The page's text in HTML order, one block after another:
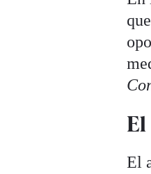
El